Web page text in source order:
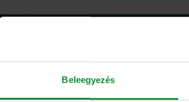
Beleegyezéscsík